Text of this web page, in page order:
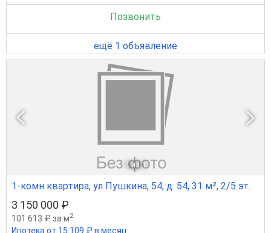
Позвонить
ещё 1 объявление
1 из 1
1-комн квартира, ул Пушкина, 54, д. 54, 31 м², 2/5 эт.
3 150 000 ₽
101 613 ₽ за м2
Ипотека от 15 109 ₽ в месяц